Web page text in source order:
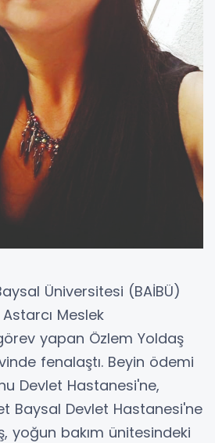
Üniversitesi (BAİBÜ)
Meslek
yapan Özlem Yoldaş
fenalaştı. Beyin ödemi
Devlet Hastanesi'ne,
Baysal Devlet Hastanesi'ne
yoğun bakım ünitesindeki